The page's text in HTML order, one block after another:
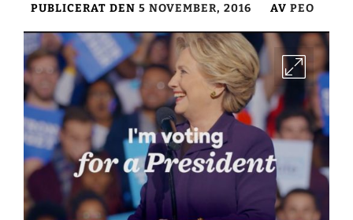
PUBLICERAT DEN 5 NOVEMBER, 2016 AV PEO